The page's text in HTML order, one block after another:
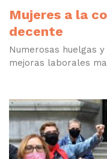
Mujeres a la
decente
Numerosas huelgas
mejoras laborales